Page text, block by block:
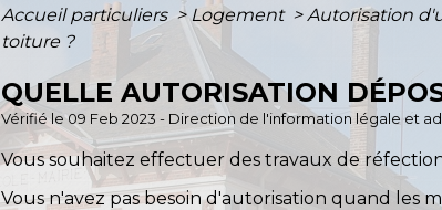
Accueil particuliers > Logement > Autorisation
toiture ?
QUELLE AUTORISATION
Vérifié le 09 Feb 2023 - Direction de l'information légale et
Vous souhaitez effectuer des travaux de
Vous n'avez pas besoin d'autorisation quand